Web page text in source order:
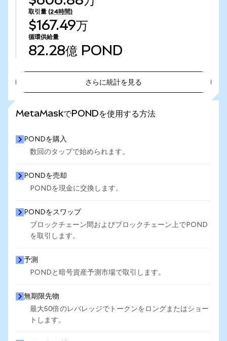
取引量 (24時間)
$167.49万
循環供給量
82.28億 POND
さらに統計を見る
MetaMaskでPONDを使用する方法
PONDを購入
数回のタップで始められます。
PONDを売却
PONDを現金に交換します。
PONDをスワップ
ブロックチェーン間およびブロックチェーン上でPOND
を取引します。
予測
PONDと暗号資産予測市場で取引します。
無期限先物
最大50倍のレバレッジでトークンをロングまたはショー
トします。